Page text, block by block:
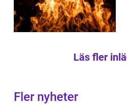
Läs fler
Fler nyheter